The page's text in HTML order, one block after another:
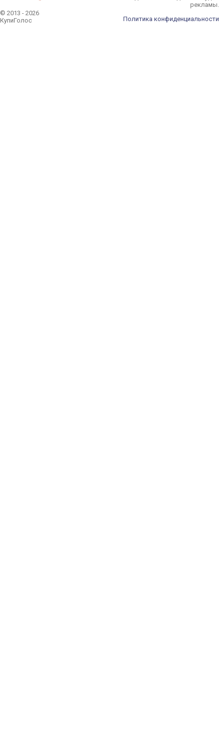
© 2013 - 2026
КупиГолос
рекламы.
Политика конфиденциальности